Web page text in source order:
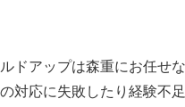
ドアップは森重にお任せ
対応に失敗したり経験不